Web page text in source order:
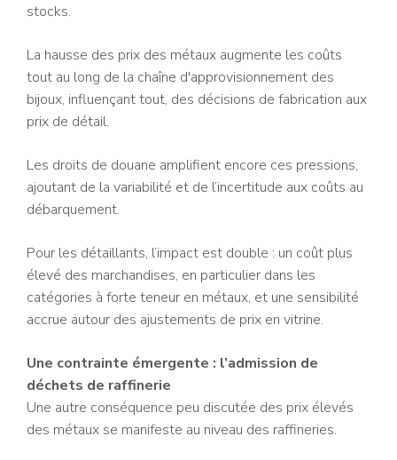
stocks.
La hausse des prix des métaux augmente les coûts
tout au long de la chaîne d'approvisionnement des
bijoux, influençant tout, des décisions de fabrication aux
prix de détail.
Les droits de douane amplifient encore ces pressions,
ajoutant de la variabilité et de l’incertitude aux coûts au
débarquement.
Pour les détaillants, l’impact est double : un coût plus
élevé des marchandises, en particulier dans les
catégories à forte teneur en métaux, et une sensibilité
accrue autour des ajustements de prix en vitrine.
Une contrainte émergente : l’admission de
déchets de raffinerie
Une autre conséquence peu discutée des prix élevés
des métaux se manifeste au niveau des raffineries.